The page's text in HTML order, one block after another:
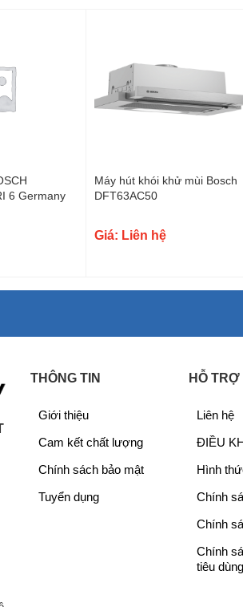
thiết kế hiện đại và sang trọng, mang đến sự tinh
vát tinh tế tạo điểm nhấn ấn tượng, màu sắc máy
suất hoạt động 121W, tạo lực hút mạnh mẽ
trường ồn ào, không gây ảnh hưởng đến sinh
qua đường ống thoát khí với đường kính lên
kèm máy, đáp ứng nhu cầu sử dụng đa dạng của
6 Germany
Máy hút khói khử mùi Bosch
DFT63AC50
Giá: Liên hệ
THÔNG TIN
Giới thiệu
Cam kết chất lượng
Chính sách bảo mật
Tuyển dụng
HỖ
Liên hệ
ĐIỀU
Hình
Chính
Chính
Chính
tiêu dùng